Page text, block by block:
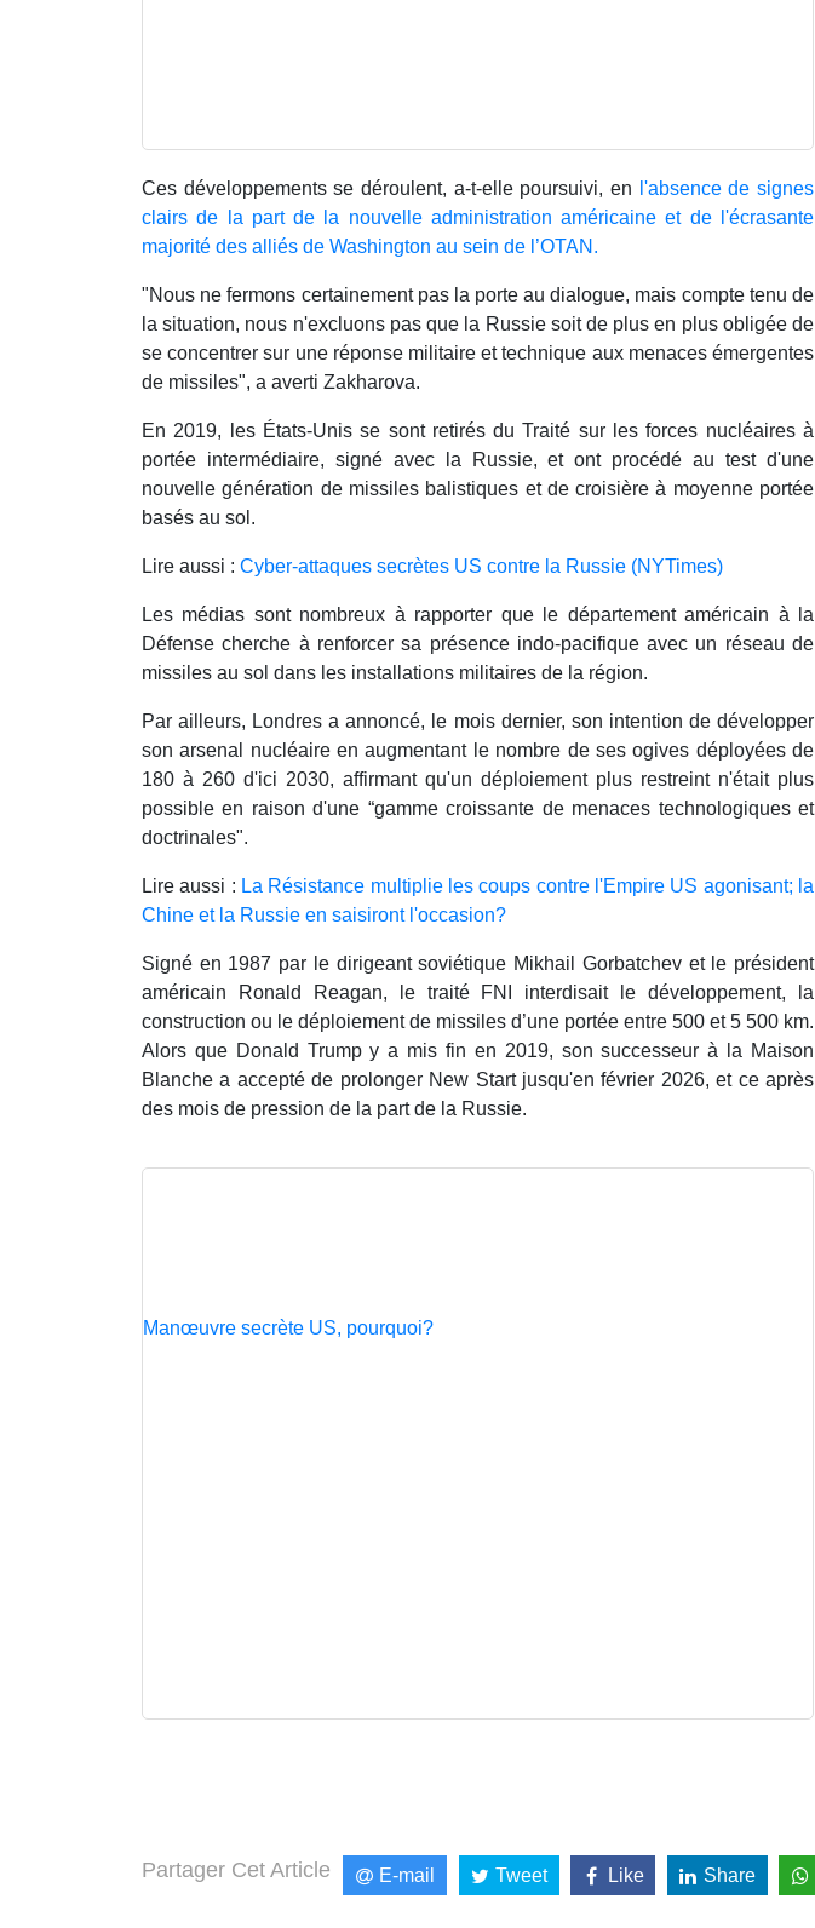
Ces développements se déroulent, a-t-elle poursuivi, en
l'absence de signes
clairs de la part de la nouvelle administration américaine et de l'écrasante
majorité des alliés de Washington au sein de l’OTAN.
"Nous ne fermons certainement pas la porte au dialogue, mais compte tenu de
la situation, nous n'excluons pas que la Russie soit de plus en plus obligée de
se concentrer sur une réponse militaire et technique aux menaces émergentes
de missiles", a averti Zakharova.
En 2019, les États-Unis se sont retirés du Traité sur les forces nucléaires à
portée intermédiaire, signé avec la Russie, et ont procédé au test d'une
nouvelle génération de missiles balistiques et de croisière à moyenne portée
basés au sol.
Lire aussi : Cyber-attaques secrètes US contre la Russie (NYTimes)
Les médias sont nombreux à rapporter que le département américain à la
Défense cherche à renforcer sa présence indo-pacifique avec un réseau de
missiles au sol dans les installations militaires de la région.
Par ailleurs, Londres a annoncé, le mois dernier, son intention de développer
son arsenal nucléaire en augmentant le nombre de ses ogives déployées de
180 à 260 d'ici 2030, affirmant qu'un déploiement plus restreint n'était plus
possible en raison d'une “gamme croissante de menaces technologiques et
doctrinales".
Lire aussi : La Résistance multiplie les coups contre l'Empire US agonisant; la
Chine et la Russie en saisiront l'occasion?
Signé en 1987 par le dirigeant soviétique Mikhail Gorbatchev et le président
américain Ronald Reagan, le traité FNI interdisait le développement, la
construction ou le déploiement de missiles d’une portée entre 500 et 5 500 km.
Alors que Donald Trump y a mis fin en 2019, son successeur à la Maison
Blanche a accepté de prolonger New Start jusqu'en février 2026, et ce après
des mois de pression de la part de la Russie.
Manœuvre secrète US, pourquoi?
Partager Cet Article E-mail Tweet Like Share